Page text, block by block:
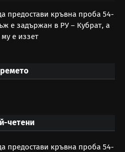
предостави кръвна проба 54-
е задържан в РУ – Кубрат, а
е иззет
четени
предостави кръвна проба 54-